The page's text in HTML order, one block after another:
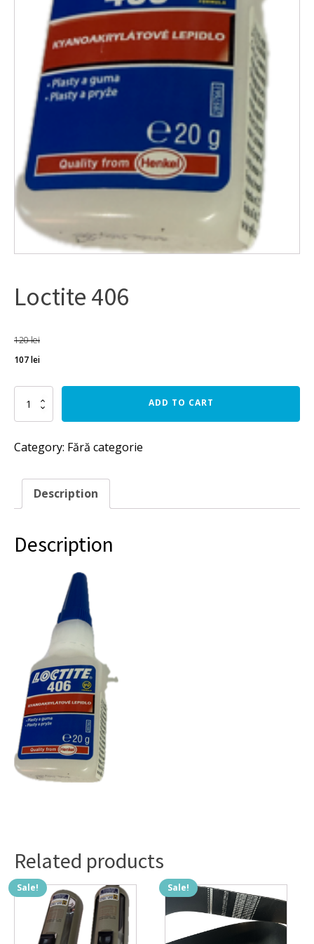
Loctite 406
120lei
107lei
Loctite
quantity
ADD TO CART
Category: Fără categorie
Description
Description
Related products
Sale! Sale!